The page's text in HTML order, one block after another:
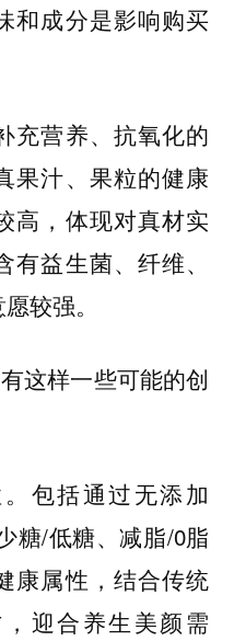
和成分是影响购买
充营养、抗氧化的
果汁、果粒的健康
高，体现对真材实
益生菌、纤维、
较强。
这样一些可能的创
包括通过无添加
糖/低糖、减脂/0脂
康属性，结合传统
迎合养生美颜需